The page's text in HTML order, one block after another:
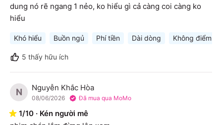
dung nó rẽ ngang 1 nẻo, ko hiểu gì cả càng coi càng ko
hiểu
Khó hiểu Buồn ngủ Phí tiền Dài dòng Không điểm
5 thấy hữu ích
N Nguyễn Khắc Hòa
08/06/2026 Đã mua qua MoMo
1/10 · Kén người mê